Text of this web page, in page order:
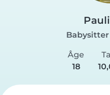
Babysitter
Âge
18